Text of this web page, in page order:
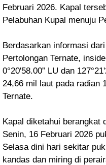
Februari 2026. Kapal
Pelabuhan Kupal menuju
Berdasarkan informasi
Pertolongan Ternate,
0°20'58.00” LU dan
24,66 mil laut pada radian
Ternate.
Kapal diketahui berangkat
Senin, 16 Februari 2026
Selasa dini hari sekitar
kandas dan miring di